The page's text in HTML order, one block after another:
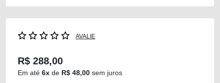
AVALIE
R$ 288,00
Em até 6x de R$ 48,00 sem juros